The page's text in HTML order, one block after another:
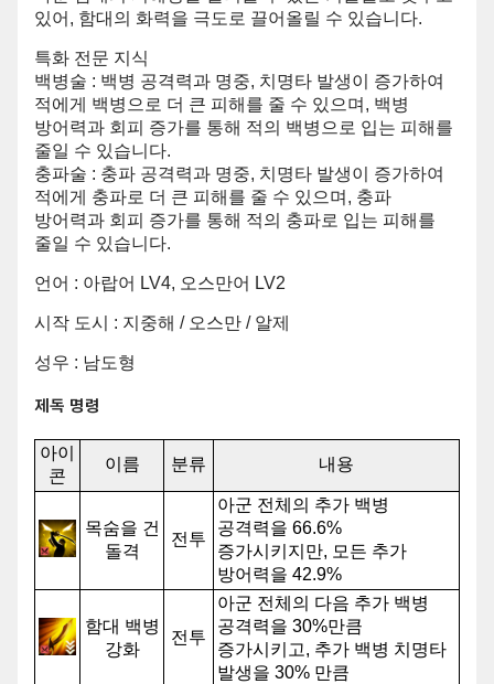
있어, 함대의 화력을 극도로 끌어올릴 수 있습니다.
특화 전문 지식
백병술 : 백병 공격력과 명중, 치명타 발생이 증가하여
적에게 백병으로 더 큰 피해를 줄 수 있으며, 백병
방어력과 회피 증가를 통해 적의 백병으로 입는 피해를
줄일 수 있습니다.
충파술 : 충파 공격력과 명중, 치명타 발생이 증가하여
적에게 충파로 더 큰 피해를 줄 수 있으며, 충파
방어력과 회피 증가를 통해 적의 충파로 입는 피해를
줄일 수 있습니다.
언어 : 아랍어 LV4, 오스만어 LV2
시작 도시 : 지중해 / 오스만 / 알제
성우 : 남도형
제독 명령
아이
콘
이름 분류 내용
목숨을 건
돌격
전투
아군 전체의 추가 백병
공격력을 66.6%
증가시키지만, 모든 추가
방어력을 42.9%
감소시킵니다.
함대 백병
강화
전투
아군 전체의 다음 추가 백병
공격력을 30%만큼
증가시키고, 추가 백병 치명타
발생을 30% 만큼